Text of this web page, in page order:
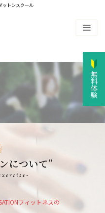
ットンスクール
について”
フィットネスの
無料体験